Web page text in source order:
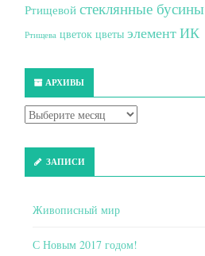
Ртищевой стеклянные бусины
Ртищева цветок цветы элемент ИК
АРХИВЫ
ЗАПИСИ
Живописный мир
С Новым 2017 годом!